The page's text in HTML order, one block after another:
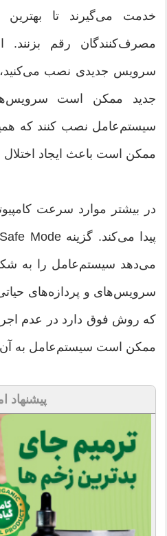
خدمت می‌گیرند تا بهترین
مصرف‌کنندگان رقم بزنند.
سرویس جدیدی نصب می‌کنید،
جدید ممکن است
سیستم‌عامل نصب کنند که
ممکن است باعث ایجاد
در بیشتر موارد سرعت
می‌دهد سیستم‌عامل را به
سرویس‌های و پردازه‌های
که روش فوق دارد در عدم
ممکن است سیستم‌عامل به
پیشنهاد